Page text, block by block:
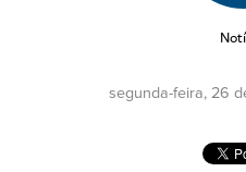
segunda-feira, 26